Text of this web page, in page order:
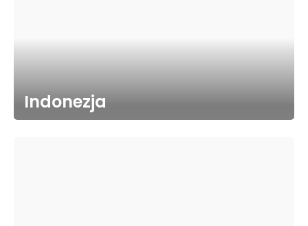
Indonezja